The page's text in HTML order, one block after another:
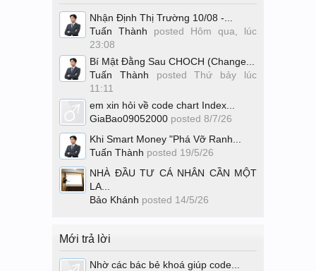
Nhận Định Thị Trường 10/08 -...
Tuấn Thành posted Hôm qua, lúc
23:08
Bí Mật Đằng Sau CHOCH (Change...
Tuấn Thành postedThứ bảy lúc
11:11
em xin hỏi về code chart Index...
GiaBao09052000 posted 8/7/26
Khi Smart Money "Phá Vỡ Ranh...
Tuấn Thành posted 19/5/26
NHÀ ĐẦU TƯ CÁ NHÂN CẦN MỘT
LA...
Bảo Khánh posted 14/5/26
Mới trả lời
Nhờ các bác bẻ khoá giúp code...